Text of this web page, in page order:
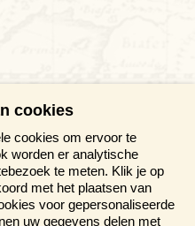
cookies
cookies om ervoor te
worden er analytische
te meten. Klik je op
met het plaatsen van
voor gepersonaliseerde
uw gegevens delen met